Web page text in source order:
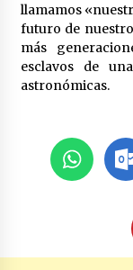
llamamos
futuro de
más
esclavos de
astronómicas.